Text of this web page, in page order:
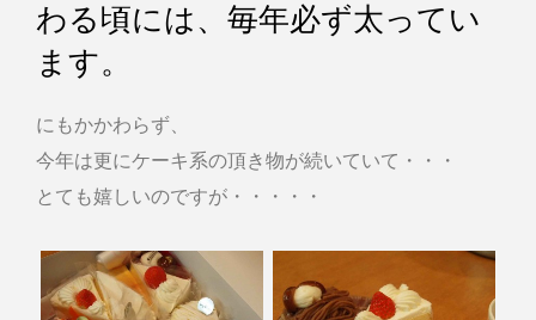
わる頃には、毎年必ず太ってい
ます。
にもかかわらず、
今年は更にケーキ系の頂き物が続いていて・・・
とても嬉しいのですが・・・・・